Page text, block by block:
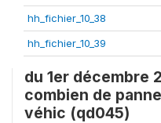
hh_fichier_10_38
hh_fichier_10_39
du 1er décembre
combien de
véhic (qd045)